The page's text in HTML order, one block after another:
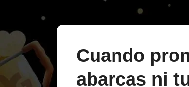
Cuando
abarcas ni